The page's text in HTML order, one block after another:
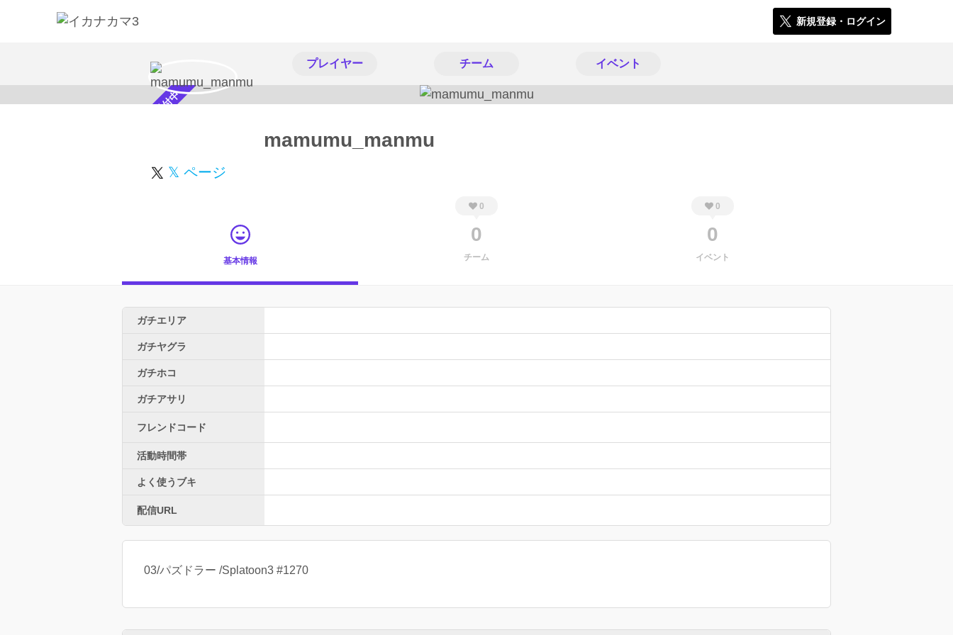
新規登録・ログイン
プレイヤー チーム イベント
スカウト受付中 mamumu_manmu
𝕏 ページ
基本情報
0
0
チーム
0
0
イベント
ガチエリア
ガチヤグラ
ガチホコ
ガチアサリ
フレンドコード
活動時間帯
よく使うブキ
配信URL
03/パズドラー /Splatoon3 #1270